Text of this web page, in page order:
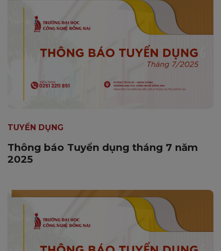
TUYỂN DỤNG
Thông báo Tuyển dụng tháng 7 năm
2025